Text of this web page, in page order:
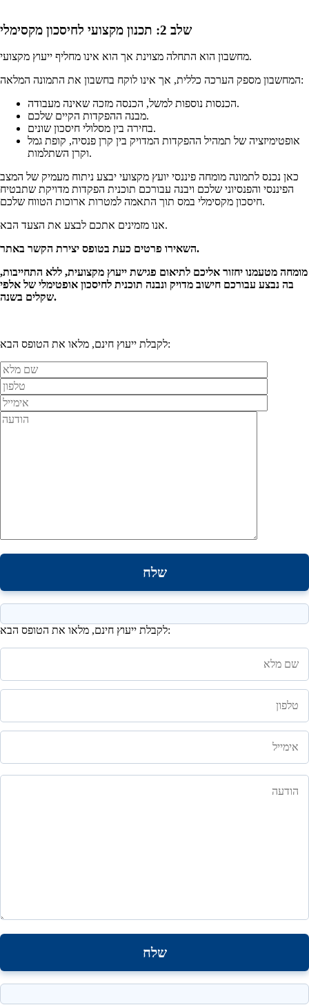
שלב 2: תכנון מקצועי לחיסכון מקסימלי
מחשבון הוא התחלה מצוינת אך הוא אינו מחליף ייעוץ מקצועי.
המחשבון מספק הערכה כללית, אך אינו לוקח בחשבון את התמונה המלאה:
הכנסות נוספות למשל, הכנסה מזכה שאינה מעבודה.
מבנה ההפקדות הקיים שלכם.
בחירה בין מסלולי חיסכון שונים.
אופטימיזציה של תמהיל ההפקדות המדויק בין קרן פנסיה, קופת גמל
וקרן השתלמות.
כאן נכנס לתמונה מומחה פיננסי יועץ מקצועי יבצע ניתוח מעמיק של המצב
הפיננסי והפנסיוני שלכם ויבנה עבורכם תוכנית הפקדות מדויקת שתבטיח
חיסכון מקסימלי במס תוך התאמה למטרות ארוכות הטווח שלכם.
אנו מזמינים אתכם לבצע את הצעד הבא.
השאירו פרטים כעת בטופס יצירת הקשר באתר.
מומחה מטעמנו יחזור אליכם לתיאום פגישת ייעוץ מקצועית, ללא התחייבות,
בה נבצע עבורכם חישוב מדויק ונבנה תוכנית לחיסכון אופטימלי של אלפי
שקלים בשנה.
לקבלת ייעוץ חינם, מלאו את הטופס הבא:
לקבלת ייעוץ חינם, מלאו את הטופס הבא: